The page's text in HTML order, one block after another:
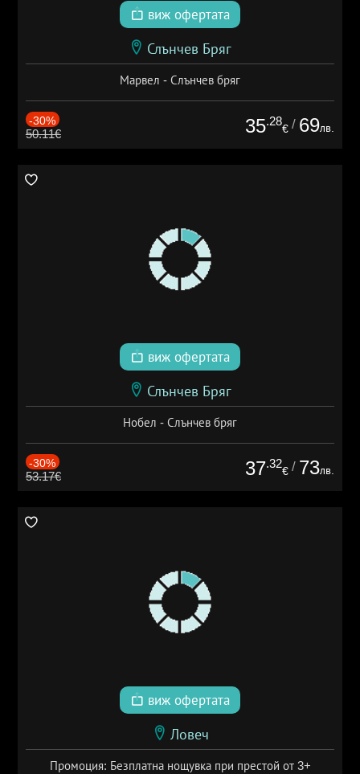
виж офертата
Слънчев Бряг
Марвел - Слънчев бряг
-30%
50.11€ 35.28
€ / 69лв.
виж офертата
Слънчев Бряг
Нобел - Слънчев бряг
-30%
53.17€ 37.32
€ / 73лв.
виж офертата
Ловеч
Промоция: Безплатна нощувка при престой от 3+